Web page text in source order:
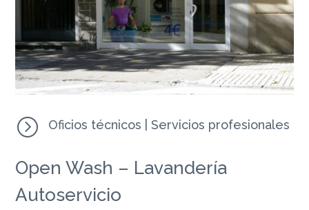
= Oficios técnicos Servicios profesionales
Open Wash – Lavandería
Autoservicio